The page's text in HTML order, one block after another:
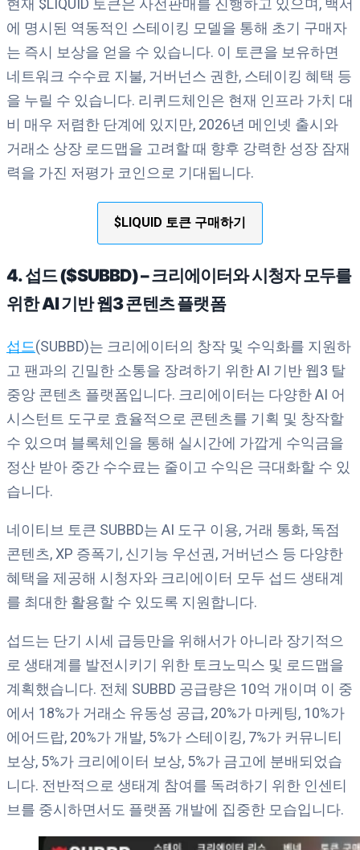
현재 $LIQUID 토큰은 사전판매를 진행하고 있으며, 백서
에 명시된 역동적인 스테이킹 모델을 통해 초기 구매자
는 즉시 보상을 얻을 수 있습니다. 이 토큰을 보유하면
네트워크 수수료 지불, 거버넌스 권한, 스테이킹 혜택 등
을 누릴 수 있습니다. 리퀴드체인은 현재 인프라 가치 대
비 매우 저렴한 단계에 있지만, 2026년 메인넷 출시와
거래소 상장 로드맵을 고려할 때 향후 강력한 성장 잠재
력을 가진 저평가 코인으로 기대됩니다.
$LIQUID 토큰 구매하기
4. 섭드 ($SUBBD) – 크리에이터와 시청자 모두를
위한 AI 기반 웹3 콘텐츠 플랫폼
섭드(SUBBD)는 크리에이터의 창작 및 수익화를 지원하
고 팬과의 긴밀한 소통을 장려하기 위한 AI 기반 웹3 탈
중앙 콘텐츠 플랫폼입니다. 크리에이터는 다양한 AI 어
시스턴트 도구로 효율적으로 콘텐츠를 기획 및 창작할
수 있으며 블록체인을 통해 실시간에 가깝게 수익금을
정산 받아 중간 수수료는 줄이고 수익은 극대화할 수 있
습니다.
네이티브 토큰 SUBBD는 AI 도구 이용, 거래 통화, 독점
콘텐츠, XP 증폭기, 신기능 우선권, 거버넌스 등 다양한
혜택을 제공해 시청자와 크리에이터 모두 섭드 생태계
를 최대한 활용할 수 있도록 지원합니다.
섭드는 단기 시세 급등만을 위해서가 아니라 장기적으
로 생태계를 발전시키기 위한 토크노믹스 및 로드맵을
계획했습니다. 전체 SUBBD 공급량은 10억 개이며 이 중
에서 18%가 거래소 유동성 공급, 20%가 마케팅, 10%가
에어드랍, 20%가 개발, 5%가 스테이킹, 7%가 커뮤니티
보상, 5%가 크리에이터 보상, 5%가 금고에 분배되었습
니다. 전반적으로 생태계 참여를 독려하기 위한 인센티
브를 중시하면서도 플랫폼 개발에 집중한 모습입니다.